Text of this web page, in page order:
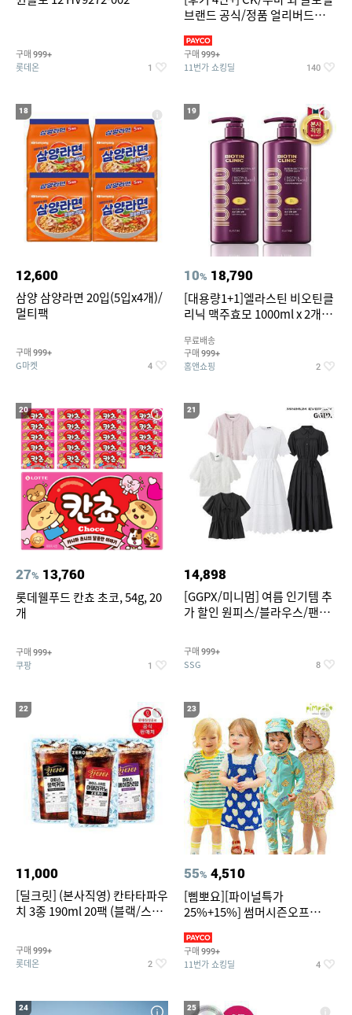
구매 999+
롯데온 1
브랜드 공식/정품 얼리버드
구매 999+
11번가 쇼킹딜 140
18
12,600
삼양 삼양라면 20입(5입x4개)/
멀티팩
구매 999+
G마켓 4
19
10% 18,790
[대용량1+1]엘라스틴 비오틴클
리닉 맥주효모 1000ml x 2개
무료배송
구매 999+
홈앤쇼핑 2
20
27% 13,760
롯데웰푸드 칸쵸 초코, 54g, 20
개
구매 999+
쿠팡 1
21
14,898
[GGPX/미니멈] 여름 인기템 추
가 할인 원피스/블라우스/팬츠
구매 999+
SSG 8
22
11,000
[딜크릿] (본사직영) 칸타타파우
치 3종 190ml 20팩 (블랙/스위
구매 999+
롯데온 2
23
55% 4,510
[삠뽀요][파이널특가
25%+15%] 썸머시즌오프
영복/티셔츠/
구매 999+
11번가 쇼킹딜 4
24 25